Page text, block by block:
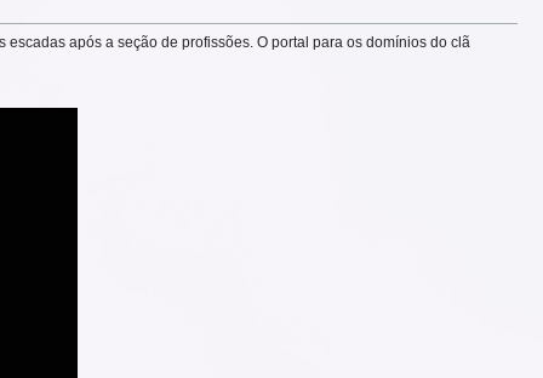
após a seção de profissões. O portal para os domínios do clã